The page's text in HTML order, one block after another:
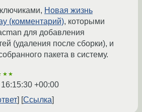
Новая жизнь
(комментарий), которыми
для добавления
(удаления после сборки), и
пакета в систему.
+00:00
Ссылка